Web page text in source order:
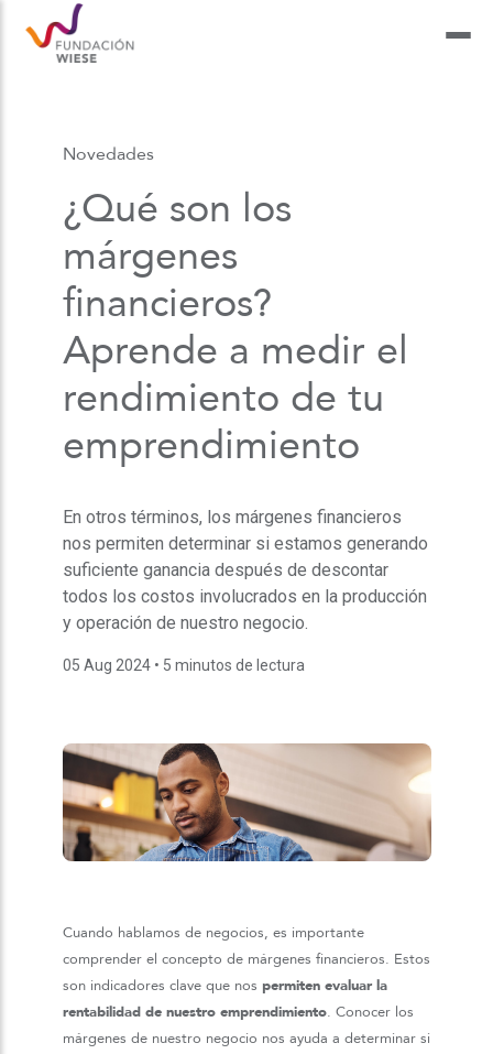
Novedades
¿Qué son los
márgenes
financieros?
Aprende a medir el
rendimiento de tu
emprendimiento
En otros términos, los márgenes financieros
nos permiten determinar si estamos generando
suficiente ganancia después de descontar
todos los costos involucrados en la producción
y operación de nuestro negocio.
05 Aug 2024 • 5 minutos de lectura
Cuando hablamos de negocios, es importante
comprender el concepto de márgenes financieros. Estos
son indicadores clave que nos permiten evaluar la
rentabilidad de nuestro emprendimiento. Conocer los
márgenes de nuestro negocio nos ayuda a determinar si